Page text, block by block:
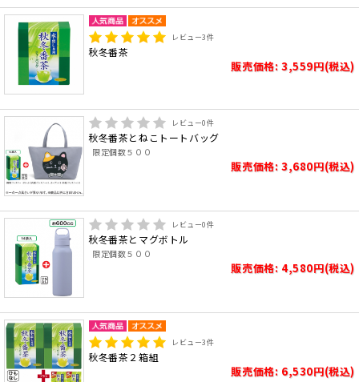
レビュー3件
秋冬番茶
販売価格: 3,559円(税込)
レビュー0件
秋冬番茶とねこトートバッグ
限定個数５００
販売価格: 3,680円(税込)
レビュー0件
秋冬番茶とマグボトル
限定個数５００
販売価格: 4,580円(税込)
レビュー3件
秋冬番茶２箱組
販売価格: 6,530円(税込)